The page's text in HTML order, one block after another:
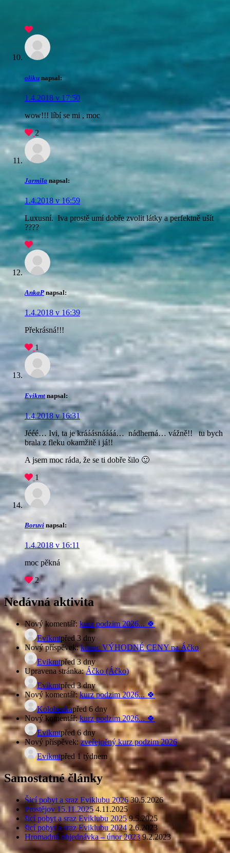
oliku napsal:
1.4.2018 v 17:50
wow!!! líbí se mi , moc
2
Jarmila napsal:
1.4.2018 v 16:59
Luxusní. Iva prostě umí dobře zvolit látky a perfektně ušít
????
AnkaP napsal:
1.4.2018 v 16:39
Překrásná!!!
1
Evikmt napsal:
1.4.2018 v 16:31
Jééé… Ivi, ta je krááásnáááá… nádherná… vážně!!tu bych
brala z fleku okamžitě i já!!
A jsem moc ráda, že se ti dobře šilo 🙂
1
Boruvi napsal:
1.4.2018 v 16:11
moc pěkná
2
Nedávná aktivita
Nový komentář: kurz podzim 2026... 🍀
Evikmtpřed 3 dny
Nový příspěvek:konec VÝHODNÉ CENY na Áčko
Evikmtpřed 3 dny
Upravena stránka:Áčko (Áčko)
Evikmtpřed 3 dny
Nový komentář:kurz podzim 2026... 🍀
Kolobezkapřed 6 dny
Nový komentář:kurz podzim 2026... 🍀
Evikmtpřed 6 dny
Nový příspěvek:zveřejněný kurz podzim 2026
Evikmtpřed 1 týdnem
Samostatné články
Šicí pobyt a sraz Eviklubu 2026 30.5.2026
Prostějov 15.11.2025 4.11.2025
šicí pobyt a sraz Eviklubu 2025 9.5.2025
šicí pobyt a sraz Eviklubu 2024 2.6.2023
Hromadná objednávka – únor 2023 9.2.2023